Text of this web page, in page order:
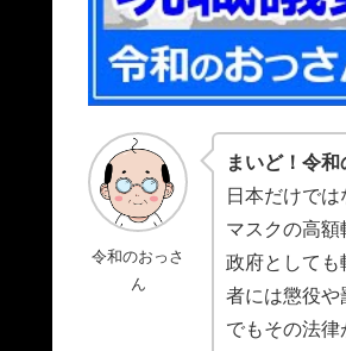
令和のおっさ
ん
まいど！令和
日本だけで
マスクの高
政府としても
者には懲役や
でもその法